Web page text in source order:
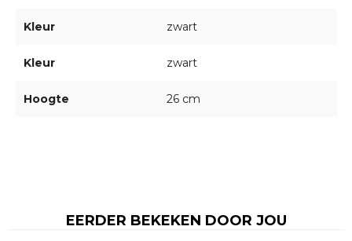
Kleur zwart
Kleur zwart
Hoogte 26 cm
EERDER BEKEKEN DOOR JOU